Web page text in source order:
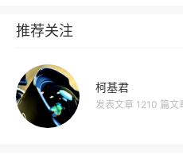
推荐关注
柯基君
发表文章 1210 篇文